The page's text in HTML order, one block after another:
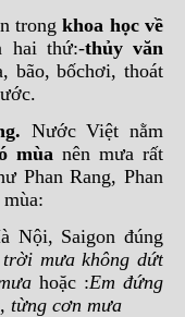
trongkhoa học về
hai thứ:-thủy văn
bão, bốchơi, thoát
. Nước Việt nằm
mùa nên mưa rất
Phan Rang, Phan
Nội, Saigon đúng
mưa không dứt
hoặc :Em đứng
từng cơn mưa